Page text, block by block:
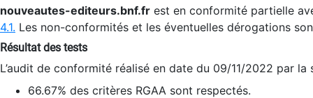
nouveautes-editeurs.bnf.fr est en conformité partielle
4.1. Les non-conformités et les éventuelles dérogations
Résultat des tests
L’audit de conformité réalisé en date du 09/11/2022 par
66.67% des critères RGAA sont respectés.